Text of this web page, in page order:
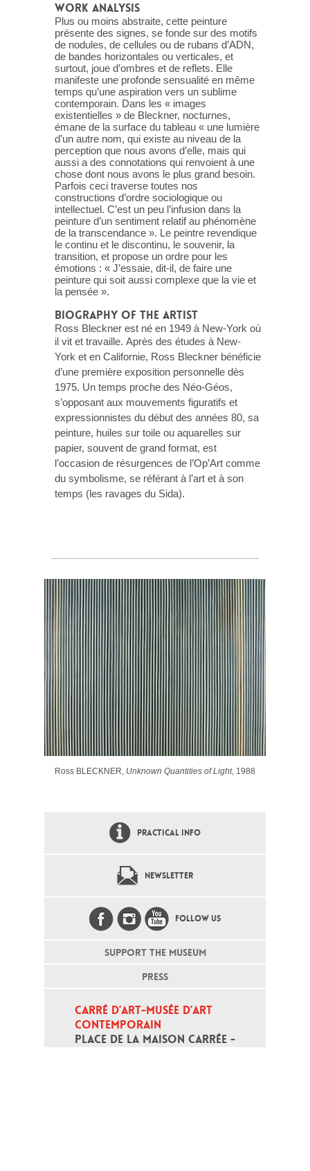
WORK ANALYSIS
Plus ou moins abstraite, cette peinture
présente des signes, se fonde sur des motifs
de nodules, de cellules ou de rubans d’ADN,
de bandes horizontales ou verticales, et
surtout, joue d’ombres et de reflets. Elle
manifeste une profonde sensualité en même
temps qu’une aspiration vers un sublime
contemporain. Dans les « images
existentielles » de Bleckner, nocturnes,
émane de la surface du tableau « une lumière
d’un autre nom, qui existe au niveau de la
perception que nous avons d’elle, mais qui
aussi a des connotations qui renvoient à une
chose dont nous avons le plus grand besoin.
Parfois ceci traverse toutes nos
constructions d’ordre sociologique ou
intellectuel. C’est un peu l’infusion dans la
peinture d’un sentiment relatif au phénomène
de la transcendance ». Le peintre revendique
le continu et le discontinu, le souvenir, la
transition, et propose un ordre pour les
émotions : « J’essaie, dit-il, de faire une
peinture qui soit aussi complexe que la vie et
la pensée ».
BIOGRAPHY OF THE ARTIST
Ross Bleckner est né en 1949 à New-York où
il vit et travaille. Après des études à New-
York et en Californie, Ross Bleckner bénéficie
d’une première exposition personnelle dès
1975. Un temps proche des Néo-Géos,
s’opposant aux mouvements figuratifs et
expressionnistes du début des années 80, sa
peinture, huiles sur toile ou aquarelles sur
papier, souvent de grand format, est
l’occasion de résurgences de l’Op’Art comme
du symbolisme, se référant à l’art et à son
temps (les ravages du Sida).
Ross BLECKNER, Unknown Quantities of Light, 1988
PRACTICAL INFO
NEWSLETTER
FOLLOW US
SUPPORT THE MUSEUM
PRESS
CARRÉ D’ART-MUSÉE D’ART
CONTEMPORAIN
PLACE DE LA MAISON CARRÉE -